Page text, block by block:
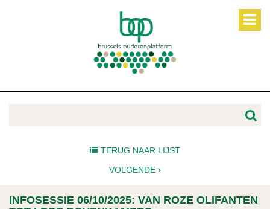
TERUG NAAR LIJST
VOLGENDE
INFOSESSIE 06/10/2025: VAN ROZE OLIFANTEN